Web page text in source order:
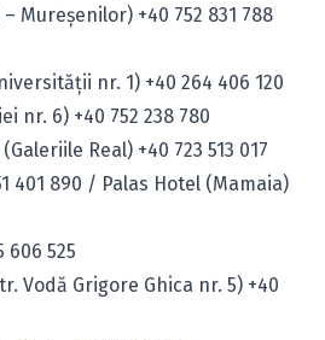
Mureşenilor) +40 752 831 788
nr. 1) +40 264 406 120
nr. 6) +40 752 238 780
Real) +40 723 513 017
401 890 / Palas Hotel (Mamaia)
606 525
Vodă Grigore Ghica nr. 5) +40